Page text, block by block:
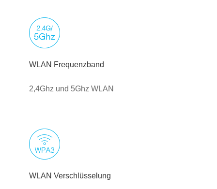
WLAN Frequenzband
2,4Ghz und 5Ghz WLAN
WLAN Verschlüsselung